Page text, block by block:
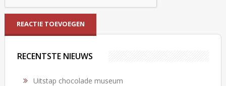
RECENTSTE NIEUWS
Uitstap chocolade museum